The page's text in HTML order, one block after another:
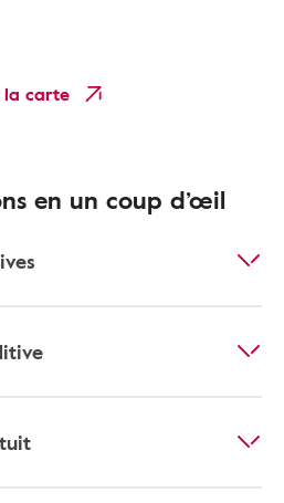
la carte
en un coup d’œil